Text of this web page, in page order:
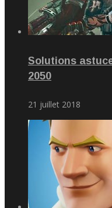
Solutions
2050
21 juillet 2018